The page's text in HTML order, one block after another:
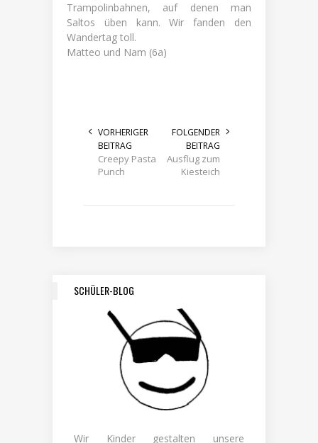
Trampolinbahnen, auf denen man
Saltos üben kann. Wir fanden den
Wandertag toll.
Matteo und Nam (6a)
VORHERIGER
BEITRAG
Creepy Pasta
Punch
FOLGENDER
BEITRAG
Ausflug zum
Kiesteich
SCHÜLER-BLOG
Wir Kinder gestalten unsere